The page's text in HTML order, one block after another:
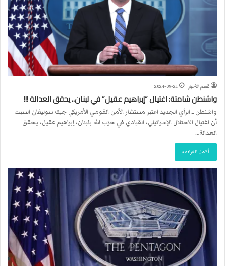
قسم الأخبار 2024-09-21
واشنطن شامتة: اغتيال “إبراهيم عقيل” في لبنان.. يحقق العدالة !!!
واشنطن ــ الرأي الجديد اعتبر مستشار الأمن القومي الأمريكي جيك سوليفان السبت
أن اغتيال الاحتلال الإسرائيلي، القيادي في حزب الله بلبنان، إبراهيم عقيل، يحقق
العدالة…
أكمل القراءة »